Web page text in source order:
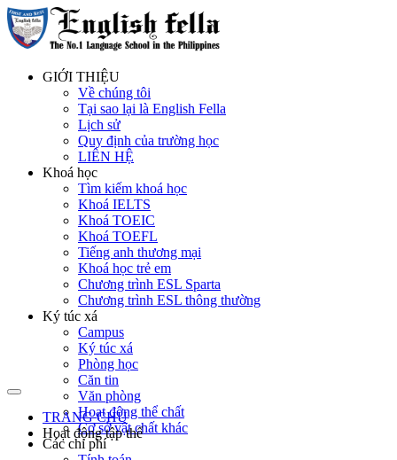
GIỚI THIỆU
Về chúng tôi
Tại sao lại là English Fella
Lịch sử
Quy định của trường học
LIÊN HỆ
Khoá học
Tìm kiếm khoá học
Khoá IELTS
Khoá TOEIC
Khoá TOEFL
Tiếng anh thương mại
Khoá học trẻ em
Chương trình ESL Sparta
Chương trình ESL thông thường
Ký túc xá
Campus
Ký túc xá
Phòng học
Căn tin
Văn phòng
Hoạt động thể chất
Cơ sở vật chất khác
Các chi phí
TRANG CHỦ
Hoạt động tập thể